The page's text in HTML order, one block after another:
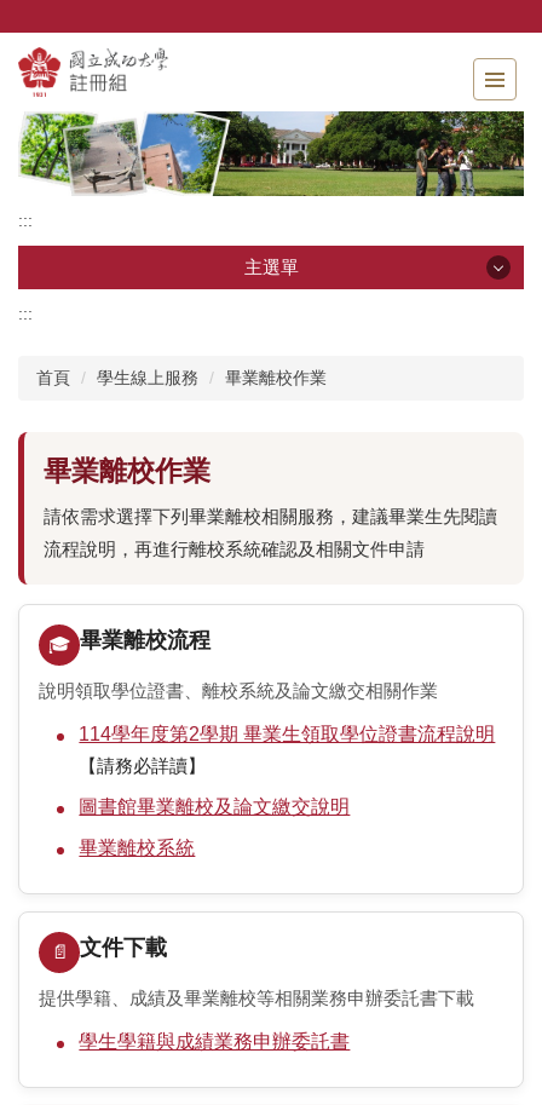
主
要
內
容
區
:::
主選單
單位介紹
線上服務分眾入口
學生線上服務
教師線上服務
輔系、雙主修、轉系
學術榮譽專區
自動繳費機服務專區
統計資料
:::
首頁 學生線上服務 畢業離校作業
畢業離校作業
請依需求選擇下列畢業離校相關服務，建議畢業生先閱讀
流程說明，再進行離校系統確認及相關文件申請
🎓 畢業離校流程
說明領取學位證書、離校系統及論文繳交相關作業
114學年度第2學期 畢業生領取學位證書流程說明
【請務必詳讀】
圖書館畢業離校及論文繳交說明
畢業離校系統
📄 文件下載
提供學籍、成績及畢業離校等相關業務申辦委託書下載
學生學籍與成績業務申辦委託書